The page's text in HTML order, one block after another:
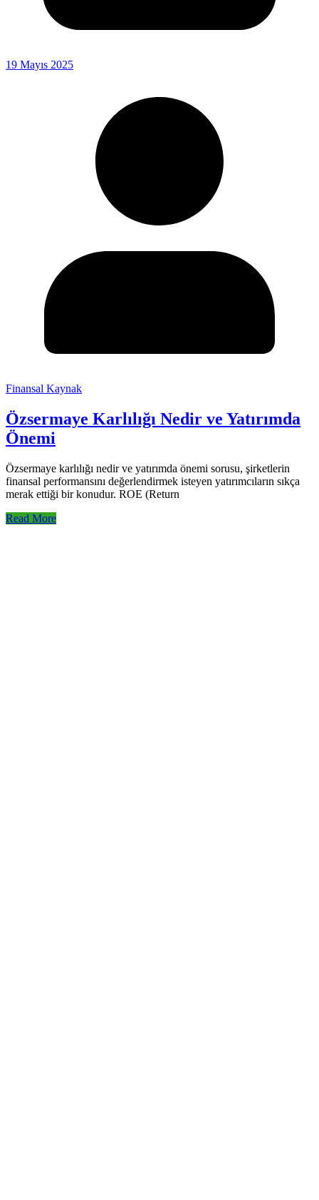
19 Mayıs 2025
Finansal Kaynak
Özsermaye Karlılığı Nedir ve Yatırımda
Önemi
Özsermaye karlılığı nedir ve yatırımda önemi sorusu, şirketlerin
finansal performansını değerlendirmek isteyen yatırımcıların sıkça
merak ettiği bir konudur. ROE (Return
Read More